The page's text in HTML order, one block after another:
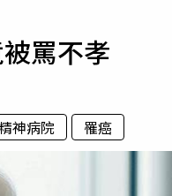
罵不孝
神病院 罹癌